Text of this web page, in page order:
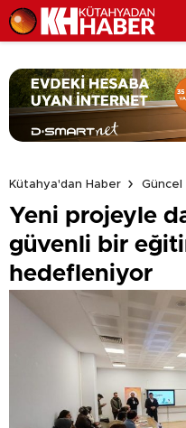
Kütahya'dan Haber
Güncel
Yeni projeyle
güvenli bir
hedefleniyor